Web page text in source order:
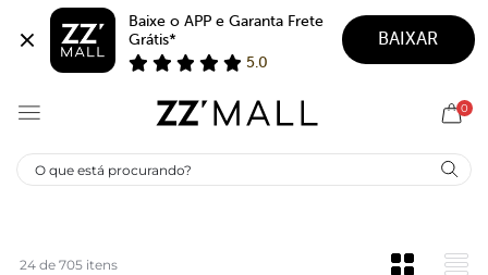
Baixe o APP e Garanta Frete
Grátis*
5.0
BAIXAR
0
SALE SCHUTZ
24 de 705 itens